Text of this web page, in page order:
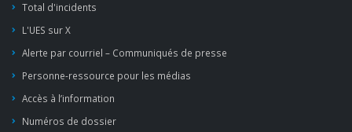
Total d'incidents
L'UES sur X
Alerte par courriel – Communiqués de presse
Personne-ressource pour les médias
Accès à l’information
Numéros de dossier